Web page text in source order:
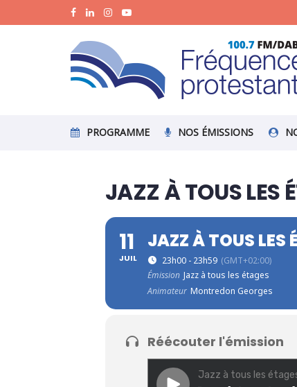
PROGRAMME NOS ÉMISSIONS
JAZZ À TOUS LES
11
JUIL
JAZZ À TOUS LES
23h00 - 23h59 (GMT+02:00)
Émission Jazz à tous les étages
Animateur Montredon Georges
Réécouter l'émission